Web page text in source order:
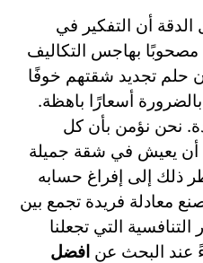
أن التفكير في
مصحوبًا بهاجس التكاليف
حلم تجديد شقتهم خوفًا
أسعارًا باهظة.
نحن نؤمن بأن كل
يعيش في شقة جميلة
ذلك إلى إفراغ حسابه
معادلة فريدة تجمع بين
التنافسية التي تجعلنا
عند البحث عن افضل